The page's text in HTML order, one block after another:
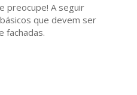
preocupe! A seguir
que devem ser
fachadas.